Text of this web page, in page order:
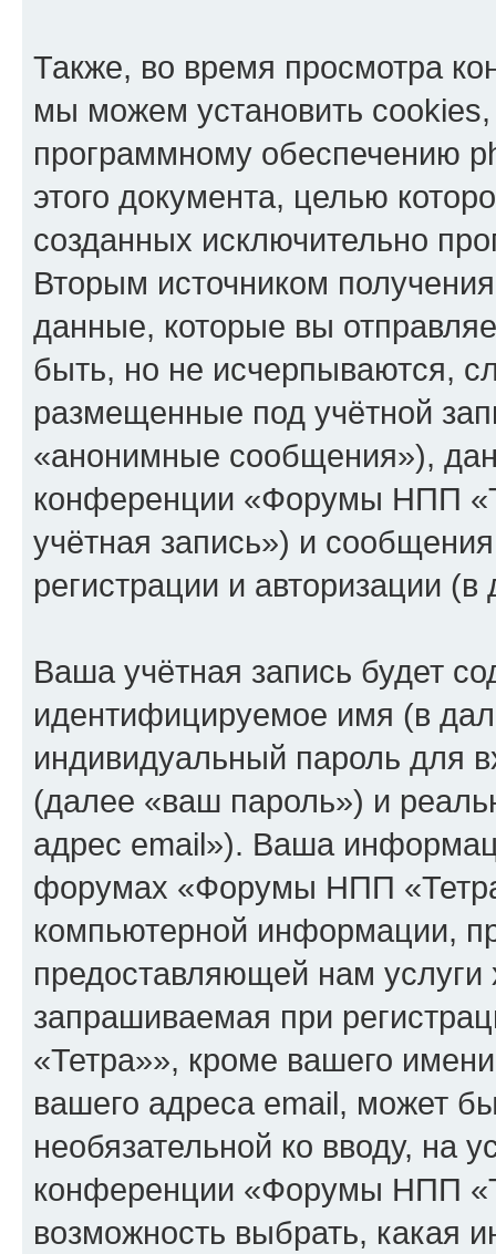
Также, во время просмотра
мы можем установить
программному обеспечению
этого документа, целью
созданных исключительно
Вторым источником
данные, которые вы
быть, но не исчерпываются,
размещенные под учётной
«анонимные сообщения»),
конференции «Форумы НПП
учётная запись») и
регистрации и авторизации
Ваша учётная запись будет
идентифицируемое имя (в
индивидуальный пароль для
(далее «ваш пароль») и
адрес email»). Ваша
форумах «Форумы НПП
компьютерной информации,
предоставляющей нам
запрашиваемая при
«Тетра»», кроме вашего
вашего адреса email, может
необязательной ко вводу, на
конференции «Форумы НПП
возможность выбрать, какая